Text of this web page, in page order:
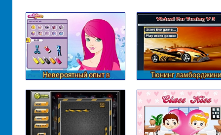
Невероятный опыт в
Тюнинг ламборджини